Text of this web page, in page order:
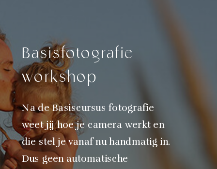
Basisfotografie
workshop
Na de Basiscursus fotografie
weet jij hoe je camera werkt en
die stel je vanaf nu handmatig in.
Dus geen automatische